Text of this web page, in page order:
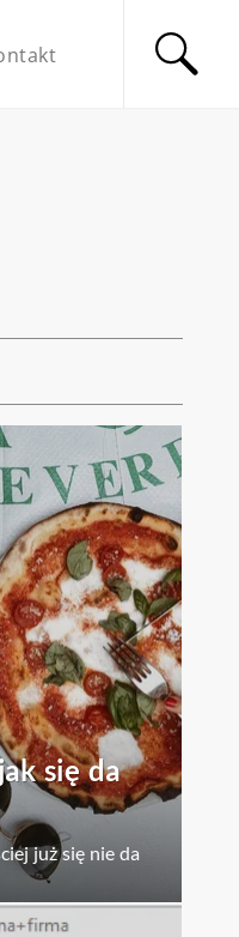
się da
już się nie da